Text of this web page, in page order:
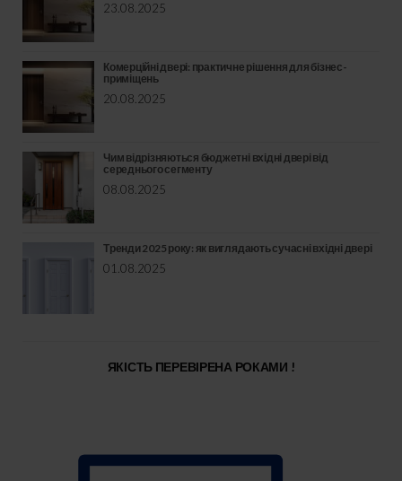
23.08.2025
Комерційні двері: практичне рішення для бізнес-
приміщень
20.08.2025
Чим відрізняються бюджетні вхідні двері від
середнього сегменту
08.08.2025
Тренди 2025 року: як виглядають сучасні вхідні двері
01.08.2025
ЯКІСТЬ ПЕРЕВІРЕНА РОКАМИ !